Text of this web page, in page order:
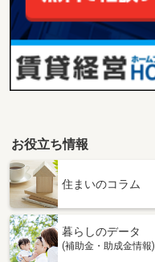
お役立ち情報
住まいのコラム
暮らしのデータ
(補助金・助成金情報)